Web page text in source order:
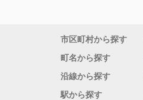
市区町村から探す
町名から探す
沿線から探す
駅から探す